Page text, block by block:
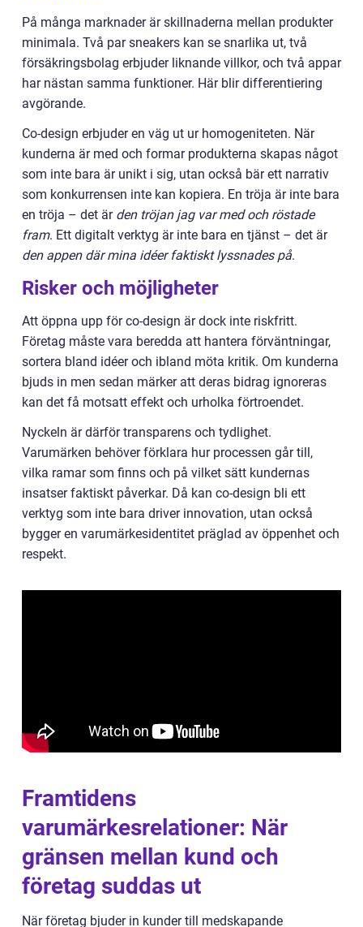
På många marknader är skillnaderna mellan produkter
minimala. Två par sneakers kan se snarlika ut, två
försäkringsbolag erbjuder liknande villkor, och två appar
har nästan samma funktioner. Här blir differentiering
avgörande.
Co-design erbjuder en väg ut ur homogeniteten. När
kunderna är med och formar produkterna skapas något
som inte bara är unikt i sig, utan också bär ett narrativ
som konkurrensen inte kan kopiera. En tröja är inte bara
en tröja – det är den tröjan jag var med och röstade
fram. Ett digitalt verktyg är inte bara en tjänst – det är
den appen där mina idéer faktiskt lyssnades på.
Risker och möjligheter
Att öppna upp för co-design är dock inte riskfritt.
Företag måste vara beredda att hantera förväntningar,
sortera bland idéer och ibland möta kritik. Om kunderna
bjuds in men sedan märker att deras bidrag ignoreras
kan det få motsatt effekt och urholka förtroendet.
Nyckeln är därför transparens och tydlighet.
Varumärken behöver förklara hur processen går till,
vilka ramar som finns och på vilket sätt kundernas
insatser faktiskt påverkar. Då kan co-design bli ett
verktyg som inte bara driver innovation, utan också
bygger en varumärkesidentitet präglad av öppenhet och
respekt.
Framtidens
varumärkesrelationer: När
gränsen mellan kund och
företag suddas ut
När företag bjuder in kunder till medskapande